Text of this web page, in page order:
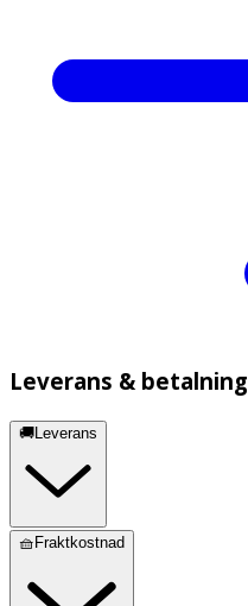
Leverans & betalning
🚚Leverans
🧺Fraktkostnad